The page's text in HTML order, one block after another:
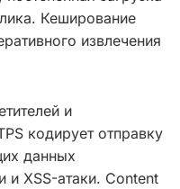
Кеширование
извлечения
и
кодирует отправку
данных
и XSS-атаки. Content